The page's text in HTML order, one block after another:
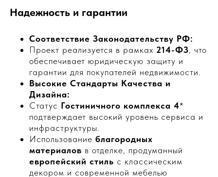
Надежность и гарантии
Соответствие Законодательству РФ:
Проект реализуется в рамках 214-ФЗ, что
обеспечивает юридическую защиту и
гарантии для покупателей недвижимости.
Высокие Стандарты Качества и
Дизайна:
Статус Гостиничного комплекса 4*
подтверждает высокий уровень сервиса и
инфраструктуры.
Использование благородных
материалов в отделке, продуманный
европейский стиль с классическим
декором и современной мебелью